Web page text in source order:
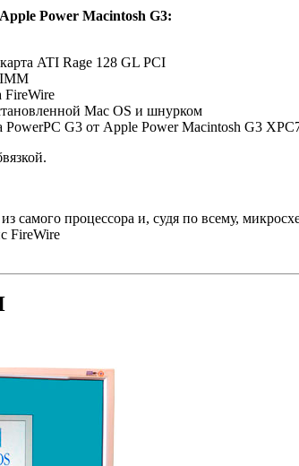
Power Macintosh G3:
ATI Rage 128 GL PCI
FireWire
Mac OS и шнурком
PowerPC G3 от Apple Power Macintosh G3
из самого процессора и, судя по всему,
FireWire